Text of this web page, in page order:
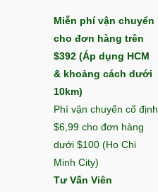
Miễn phí vận chuyển
cho đơn hàng trên
$392 (Áp dụng HCM
& khoảng cách dưới
10km)
Phí vận chuyển cố định
$6,99 cho đơn hàng
dưới $100 (Ho Chi
Minh City)
Tư Vấn Viên